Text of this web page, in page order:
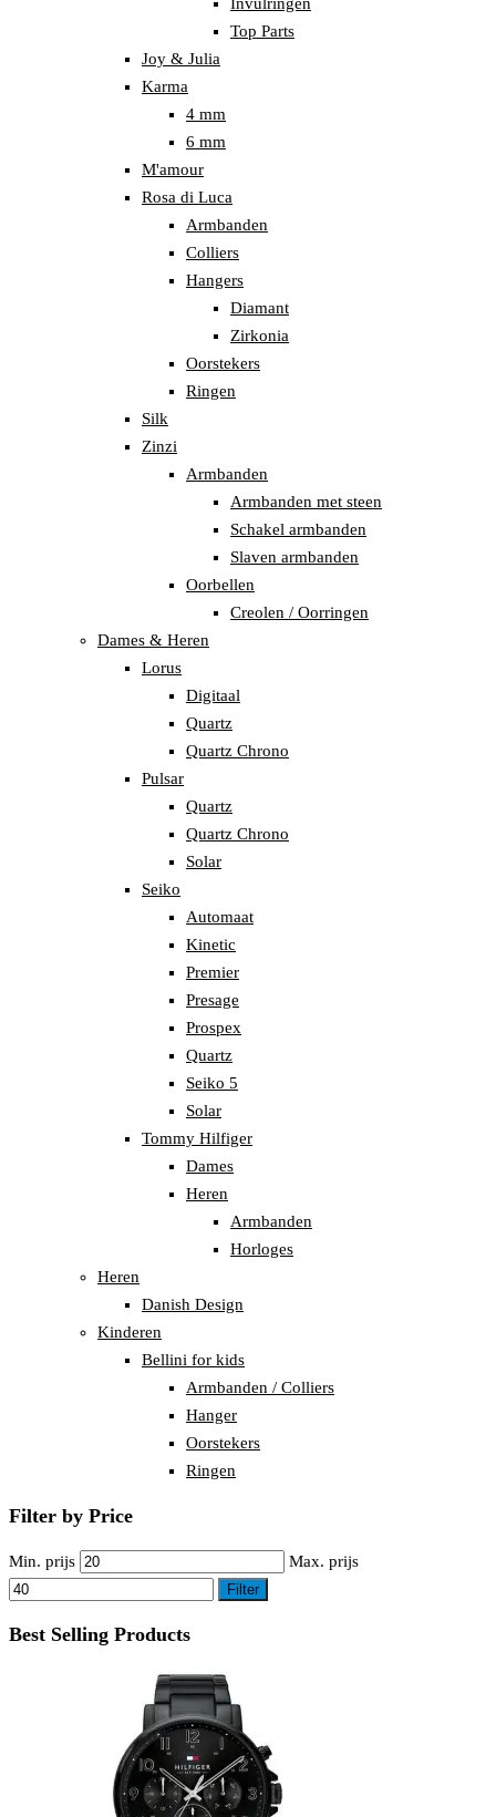
Top Parts
Joy & Julia
Karma
4 mm
6 mm
M'amour
Rosa di Luca
Armbanden
Colliers
Hangers
Diamant
Zirkonia
Oorstekers
Ringen
Silk
Zinzi
Armbanden
Armbanden met steen
Schakel armbanden
Slaven armbanden
Oorbellen
Creolen / Oorringen
Dames & Heren
Lorus
Digitaal
Quartz
Quartz Chrono
Pulsar
Quartz
Quartz Chrono
Solar
Seiko
Automaat
Kinetic
Premier
Presage
Prospex
Quartz
Seiko 5
Solar
Tommy Hilfiger
Dames
Heren
Armbanden
Horloges
Heren
Danish Design
Kinderen
Bellini for kids
Armbanden / Colliers
Hanger
Oorstekers
Ringen
Filter by Price
Min. prijs Max. prijs
Filter
Best Selling Products